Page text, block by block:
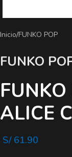
Inicio/FUNKO POP
FUNKO
ALICE
S/61.90